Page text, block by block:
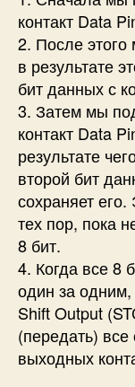
контакт Data
2. После
в результате
бит данных с
3. Затем мы
контакт Data
результате
второй бит
сохраняет
тех пор, пока
8 бит.
4. Когда все 8
один за
Shift Output
(передать)
выходных